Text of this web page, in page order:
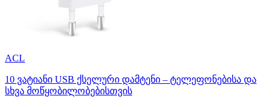
ACL
10 ვატიანი USB ქსელური დამტენი – ტელეფონებისა და
სხვა მოწყობილობებისთვის